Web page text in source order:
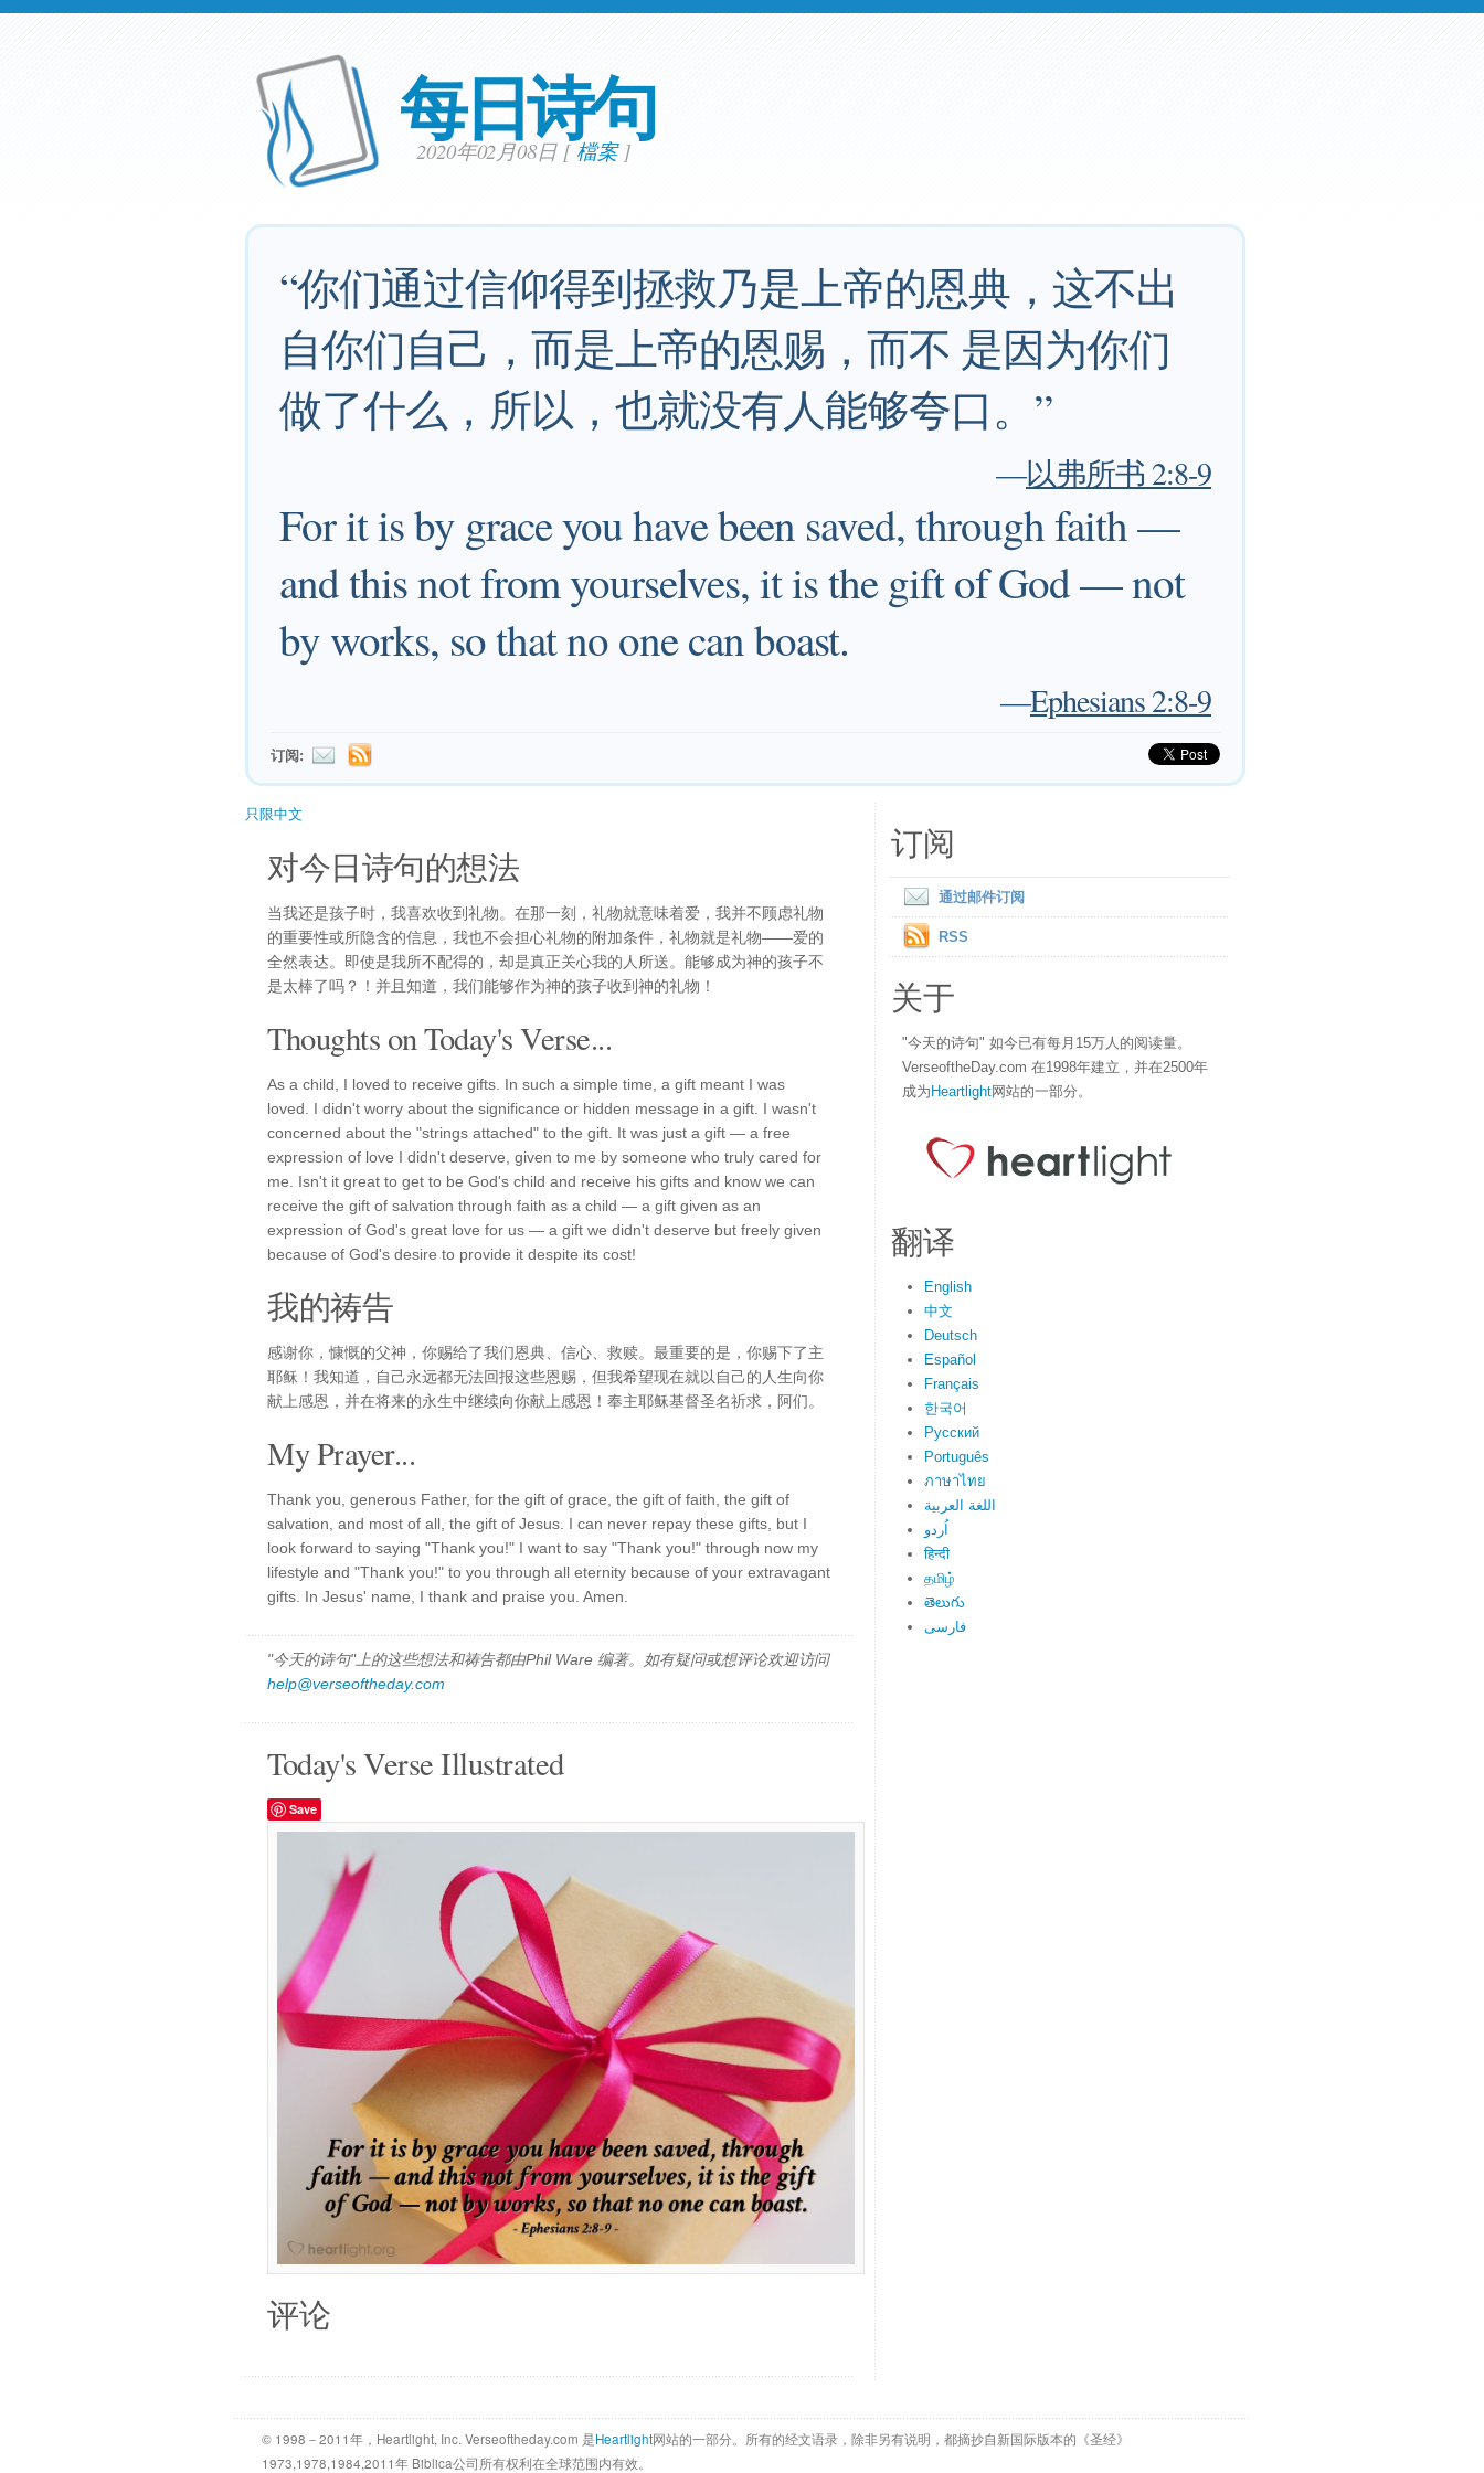
每日诗句
2020年02月08日 [檔案]
“你们通过信仰得到拯救乃是上帝的恩典，这不出
自你们自己，而是上帝的恩赐，而不 是因为你们
做了什么，所以，也就没有人能够夸口。”
—以弗所书 2:8-9
For it is by grace you have been saved, through faith —
and this not from yourselves, it is the gift of God — not
by works, so that no one can boast.
—Ephesians 2:8-9
订阅:
只限中文
对今日诗句的想法
当我还是孩子时，我喜欢收到礼物。在那一刻，礼物就意味着爱，我并不顾虑礼物
的重要性或所隐含的信息，我也不会担心礼物的附加条件，礼物就是礼物——爱的
全然表达。即使是我所不配得的，却是真正关心我的人所送。能够成为神的孩子不
是太棒了吗？！并且知道，我们能够作为神的孩子收到神的礼物！
Thoughts on Today's Verse...
As a child, I loved to receive gifts. In such a simple time, a gift meant I was
loved. I didn't worry about the significance or hidden message in a gift. I wasn't
concerned about the "strings attached" to the gift. It was just a gift — a free
expression of love I didn't deserve, given to me by someone who truly cared for
me. Isn't it great to get to be God's child and receive his gifts and know we can
receive the gift of salvation through faith as a child — a gift given as an
expression of God's great love for us — a gift we didn't deserve but freely given
because of God's desire to provide it despite its cost!
我的祷告
感谢你，慷慨的父神，你赐给了我们恩典、信心、救赎。最重要的是，你赐下了主
耶稣！我知道，自己永远都无法回报这些恩赐，但我希望现在就以自己的人生向你
献上感恩，并在将来的永生中继续向你献上感恩！奉主耶稣基督圣名祈求，阿们。
My Prayer...
Thank you, generous Father, for the gift of grace, the gift of faith, the gift of
salvation, and most of all, the gift of Jesus. I can never repay these gifts, but I
look forward to saying "Thank you!" I want to say "Thank you!" through now my
lifestyle and "Thank you!" to you through all eternity because of your extravagant
gifts. In Jesus' name, I thank and praise you. Amen.
"今天的诗句"上的这些想法和祷告都由Phil Ware 编著。如有疑问或想评论欢迎访问
help@verseoftheday.com
Today's Verse Illustrated
Save
评论
订阅
通过邮件订阅
RSS
关于
"今天的诗句" 如今已有每月15万人的阅读量。
VerseoftheDay.com 在1998年建立，并在2500年
成为 Heartlight网站的一部分。
翻译
English
中文
Deutsch
Español
Français
한국어
Русский
Português
ภาษาไทย
اللغة العربية
اُردو
हिन्दी
தமிழ்
తెలుగు
فارسی
© 1998－2011年，Heartlight, Inc. Verseoftheday.com 是Heartlight网站的一部分。所有的经文语录，除非另有说明，都摘抄自新国际版本的《圣经》
1973,1978,1984,2011年 Biblica公司所有权利在全球范围内有效。